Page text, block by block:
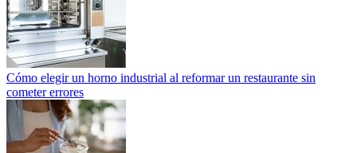
Cómo elegir un horno industrial al reformar un restaurante sin
cometer errores